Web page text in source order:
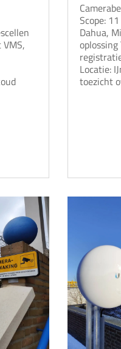
Scope:
Dahua,
oplossing
Locatie:
toezicht